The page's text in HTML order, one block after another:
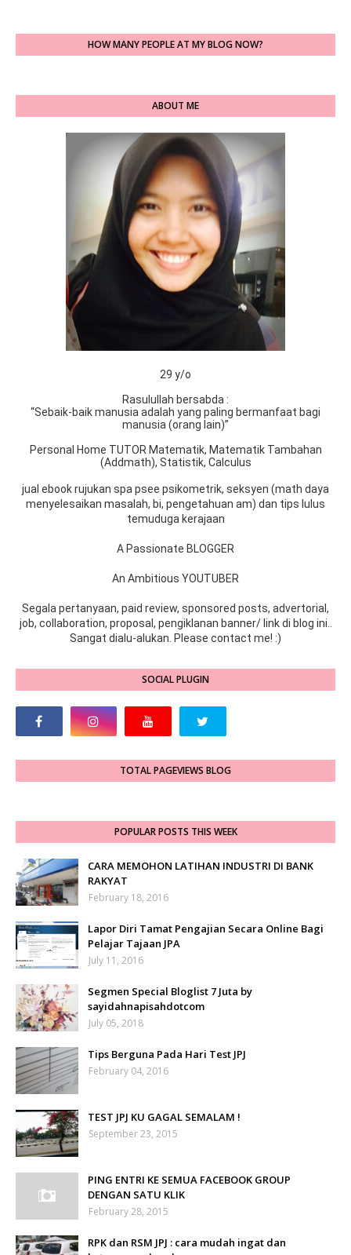
HOW MANY PEOPLE AT MY BLOG NOW?
ABOUT ME
29 y/o
Rasulullah bersabda :
“Sebaik-baik manusia adalah yang paling bermanfaat bagi
manusia (orang lain)”
Personal Home TUTOR Matematik, Matematik Tambahan
(Addmath), Statistik, Calculus
jual ebook rujukan spa psee psikometrik, seksyen (math daya
menyelesaikan masalah, bi, pengetahuan am) dan tips lulus
temuduga kerajaan
A Passionate BLOGGER
An Ambitious YOUTUBER
Segala pertanyaan, paid review, sponsored posts, advertorial,
job, collaboration, proposal, pengiklanan banner/ link di blog ini..
Sangat dialu-alukan. Please contact me! :)
SOCIAL PLUGIN
TOTAL PAGEVIEWS BLOG
POPULAR POSTS THIS WEEK
CARA MEMOHON LATIHAN INDUSTRI DI BANK
RAKYAT
February 18, 2016
Lapor Diri Tamat Pengajian Secara Online Bagi
Pelajar Tajaan JPA
July 11, 2016
Segmen Special Bloglist 7 Juta by
sayidahnapisahdotcom
July 05, 2018
Tips Berguna Pada Hari Test JPJ
February 04, 2016
TEST JPJ KU GAGAL SEMALAM !
September 23, 2015
PING ENTRI KE SEMUA FACEBOOK GROUP
DENGAN SATU KLIK
February 28, 2015
RPK dan RSM JPJ : cara mudah ingat dan